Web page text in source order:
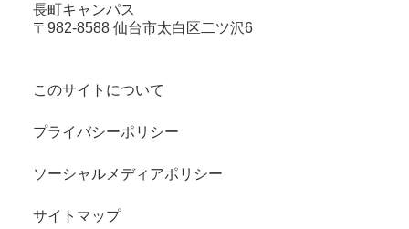
長町キャンパス
〒982-8588 仙台市太白区二ツ沢6
このサイトについて
プライバシーポリシー
ソーシャルメディアポリシー
サイトマップ